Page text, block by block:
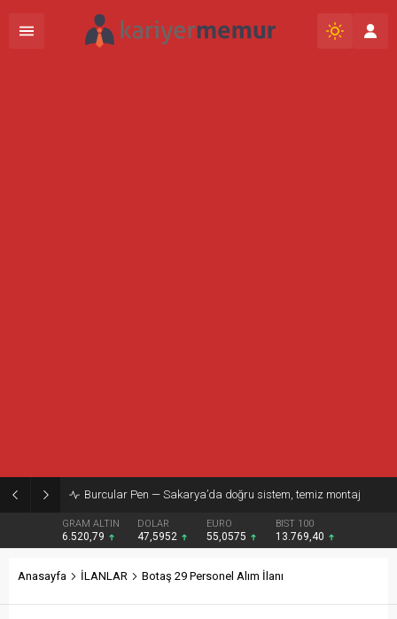
Burcular Pen — Sakarya’da doğru sistem, temiz montaj
GRAM ALTIN
6.520,79
DOLAR
47,5952
EURO
55,0575
BIST 100
13.769,40
Anasayfa İLANLAR Botaş 29 Personel Alım İlanı